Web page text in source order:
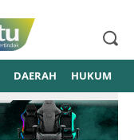
DAERAH HUKUM